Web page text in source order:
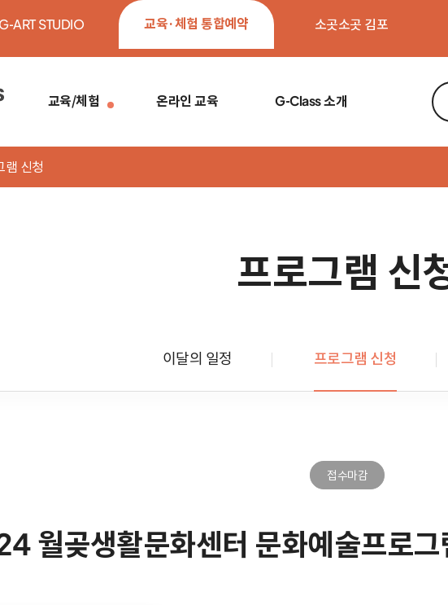
G-ART STUDIO 교육·체험 통합예약 소곳소곳 김포
교육/체험 온라인 교육 G-Class 소개
램 신청
프로그램 신
이달의 일정 프로그램 신청
접수마감
월곶생활문화센터 문화예술프로